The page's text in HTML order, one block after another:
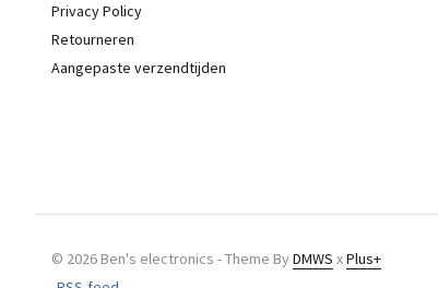
Privacy Policy
Retourneren
Aangepaste verzendtijden
© 2026 Ben's electronics - Theme ByDMWS xPlus+